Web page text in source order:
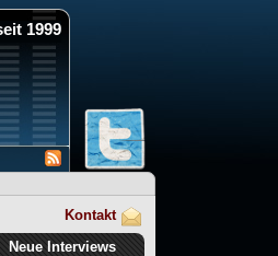
1999
Kontakt
Neue Interviews